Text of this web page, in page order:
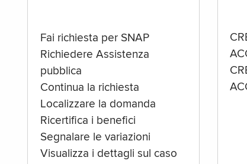
Fai richiesta per SNAP
Richiedere Assistenza
pubblica
Continua la richiesta
Localizzare la domanda
Ricertifica i benefici
Segnalare le variazioni
Visualizza i dettagli sul caso